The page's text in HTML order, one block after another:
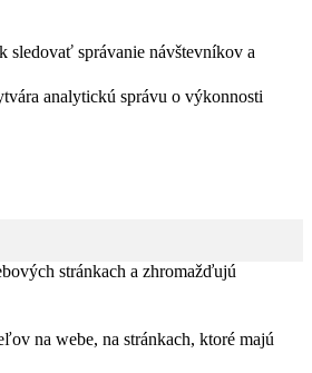
sledovať správanie návštevníkov a
analytickú správu o výkonnosti
stránkach a zhromažďujú
na webe, na stránkach, ktoré majú